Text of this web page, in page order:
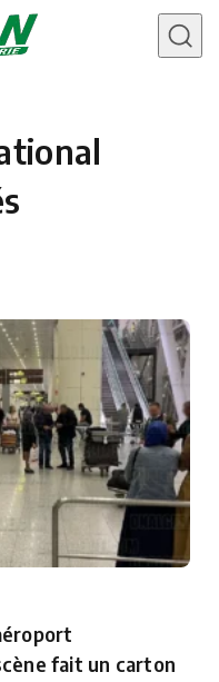
fait un carton